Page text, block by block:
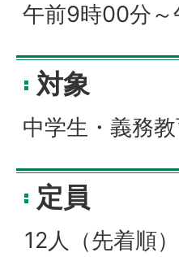
午前9時00分
対象
中学生・義務
定員
12人（先着順）